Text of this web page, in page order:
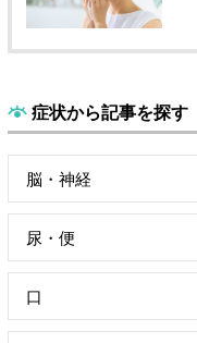
症状から記事を探す
脳・神経
尿・便
口